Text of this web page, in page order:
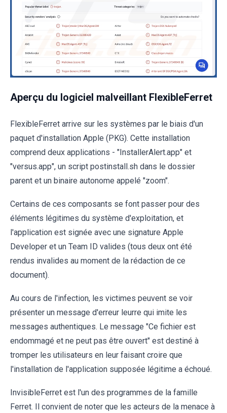
Aperçu du logiciel malveillant FlexibleFerret
FlexibleFerret arrive sur les systèmes par le biais d'un
paquet d'installation Apple (PKG). Cette installation
comprend deux applications - "InstallerAlert.app" et
"versus.app", un script postinstall.sh dans le dossier
parent et un binaire autonome appelé "zoom".
Certains de ces composants se font passer pour des
éléments légitimes du système d'exploitation, et
l'application est signée avec une signature Apple
Developer et un Team ID valides (tous deux ont été
rendus invalides au moment de la rédaction de ce
document).
Au cours de l'infection, les victimes peuvent se voir
présenter un message d'erreur leurre qui imite les
messages authentiques. Le message "Ce fichier est
endommagé et ne peut pas être ouvert" est destiné à
tromper les utilisateurs en leur faisant croire que
l'installation de l'application supposée légitime a échoué.
InvisibleFerret est l'un des programmes de la famille
Ferret. Il convient de noter que les acteurs de la menace à